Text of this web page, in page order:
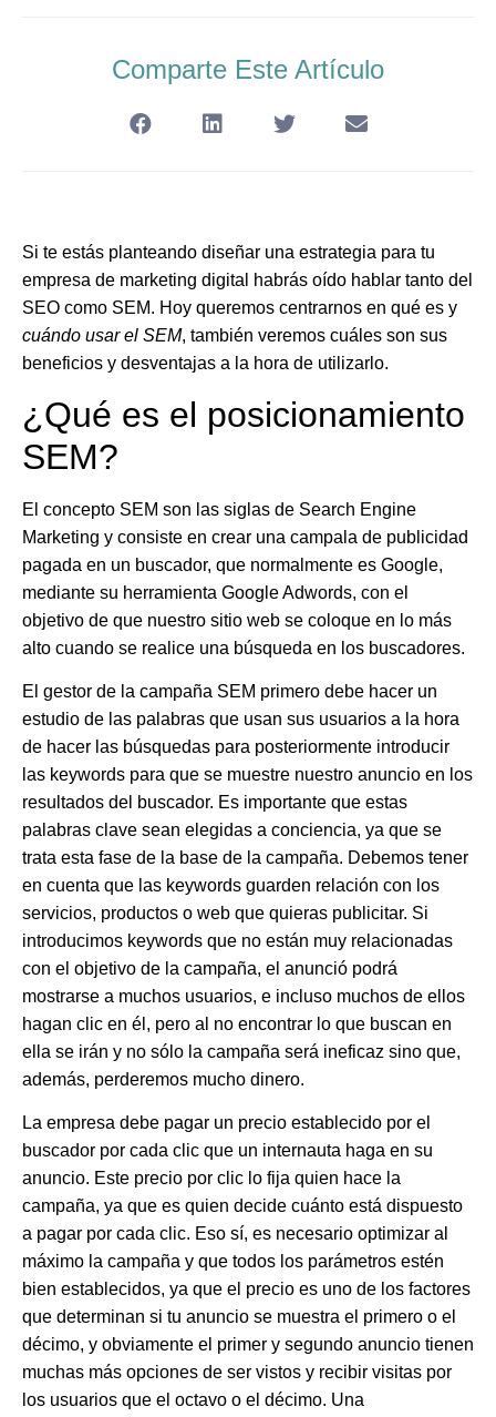
Comparte Este Artículo
Si te estás planteando diseñar una estrategia para tu
empresa de marketing digital habrás oído hablar tanto del
SEO como SEM. Hoy queremos centrarnos en qué es y
cuándo usar el SEM, también veremos cuáles son sus
beneficios y desventajas a la hora de utilizarlo.
¿Qué es el posicionamiento
SEM?
El concepto SEM son las siglas de Search Engine
Marketing y consiste en crear una campala de publicidad
pagada en un buscador, que normalmente es Google,
mediante su herramienta Google Adwords, con el
objetivo de que nuestro sitio web se coloque en lo más
alto cuando se realice una búsqueda en los buscadores.
El gestor de la campaña SEM primero debe hacer un
estudio de las palabras que usan sus usuarios a la hora
de hacer las búsquedas para posteriormente introducir
las keywords para que se muestre nuestro anuncio en los
resultados del buscador. Es importante que estas
palabras clave sean elegidas a conciencia, ya que se
trata esta fase de la base de la campaña. Debemos tener
en cuenta que las keywords guarden relación con los
servicios, productos o web que quieras publicitar. Si
introducimos keywords que no están muy relacionadas
con el objetivo de la campaña, el anunció podrá
mostrarse a muchos usuarios, e incluso muchos de ellos
hagan clic en él, pero al no encontrar lo que buscan en
ella se irán y no sólo la campaña será ineficaz sino que,
además, perderemos mucho dinero.
La empresa debe pagar un precio establecido por el
buscador por cada clic que un internauta haga en su
anuncio. Este precio por clic lo fija quien hace la
campaña, ya que es quien decide cuánto está dispuesto
a pagar por cada clic. Eso sí, es necesario optimizar al
máximo la campaña y que todos los parámetros estén
bien establecidos, ya que el precio es uno de los factores
que determinan si tu anuncio se muestra el primero o el
décimo, y obviamente el primer y segundo anuncio tienen
muchas más opciones de ser vistos y recibir visitas por
los usuarios que el octavo o el décimo. Una